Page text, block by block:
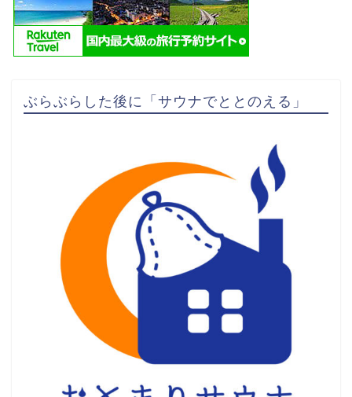
ぶらぶらした後に「サウナでととのえる」